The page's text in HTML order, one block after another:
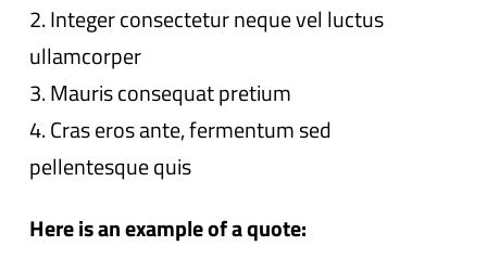
Integer consectetur neque vel luctus
ullamcorper
Mauris consequat pretium
Cras eros ante, fermentum sed
pellentesque quis
Here is an example of a quote: